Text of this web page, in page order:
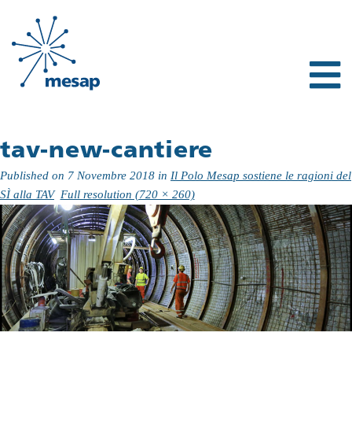
tav-new-cantiere
Published on 7 Novembre 2018 in Il Polo Mesap sostiene le ragioni del
SÌ alla TAV Full resolution (720 × 260)